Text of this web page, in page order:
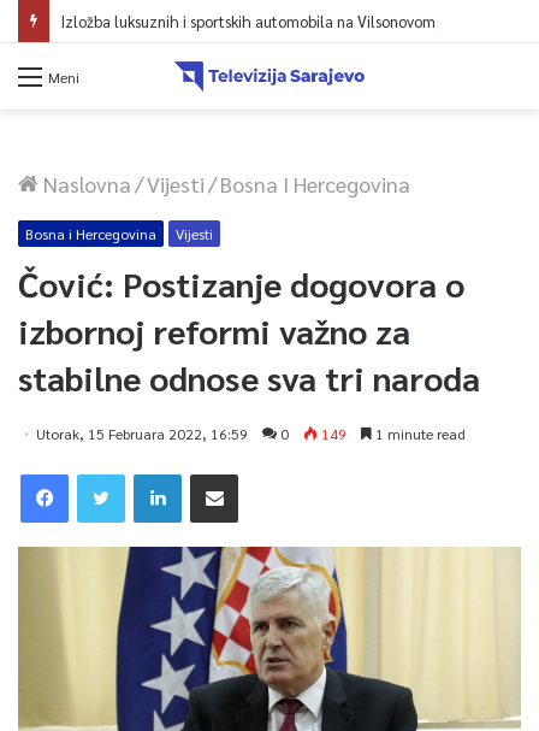
Izložba luksuznih i sportskih automobila na Vilsonovom
Meni
Naslovna/Vijesti/Bosna I Hercegovina
Bosna i Hercegovina Vijesti
Čović: Postizanje dogovora o
izbornoj reformi važno za
stabilne odnose sva tri naroda
Utorak, 15 Februara 2022, 16:59 0 149 1 minute read